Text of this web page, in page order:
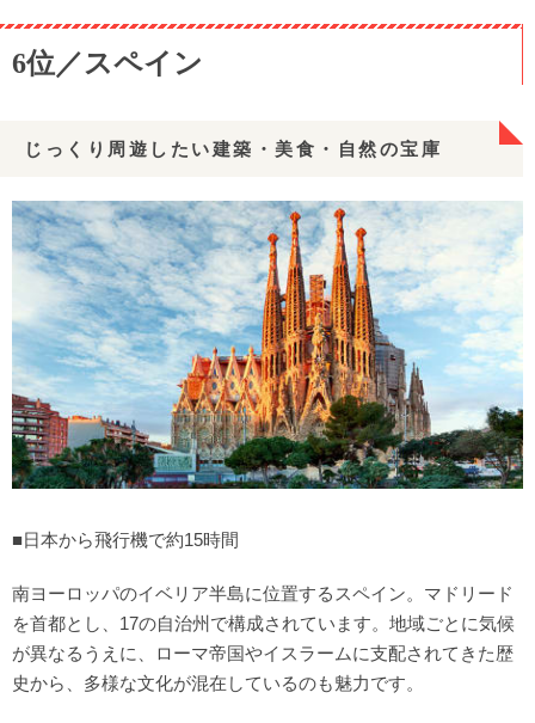
6位／スペイン
じっくり周遊したい建築・美食・自然の宝庫
■日本から飛行機で約15時間
南ヨーロッパのイベリア半島に位置するスペイン。マドリード
を首都とし、17の自治州で構成されています。地域ごとに気候
が異なるうえに、ローマ帝国やイスラームに支配されてきた歴
史から、多様な文化が混在しているのも魅力です。